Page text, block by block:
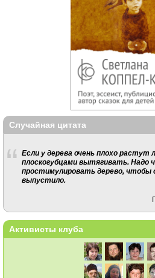
Случайная цитата
Если у дерева очень плохо растут
плоскогубцами вытягивать. Надо
простимулировать дерево, чтобы
выпустило.
Активисты клуба